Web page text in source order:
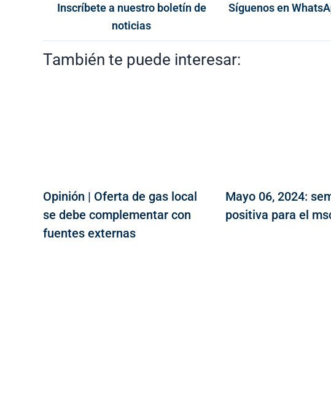
Inscríbete a nuestro boletín de
noticias
Síguenos en
También te puede interesar:
Opinión | Oferta de gas local
se debe complementar con
fuentes externas
Mayo 06, 2024:
positiva para el